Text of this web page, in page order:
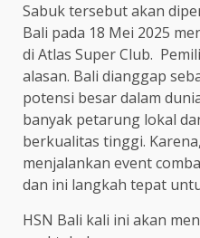
Sabuk tersebut akan
Bali pada 18 Mei 2025
di Atlas Super Club.
alasan. Bali dianggap
potensi besar dalam
banyak petarung lokal
berkualitas tinggi.
menjalankan event
dan ini langkah tepat
HSN Bali kali ini akan